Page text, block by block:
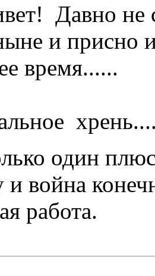
Давно не
и присно и
время......
один
война
работа.